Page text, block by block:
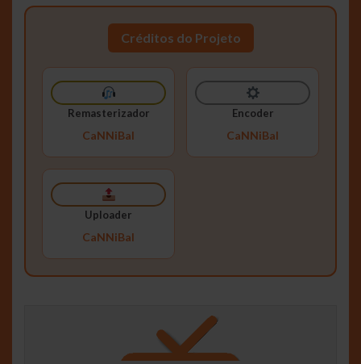
Créditos do Projeto
Remasterizador
CaNNiBal
Encoder
CaNNiBal
Uploader
CaNNiBal